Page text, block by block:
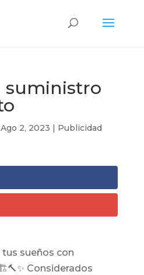
suministro
Ago 2, 2023 | Publicidad
tus sueños con
Considerados